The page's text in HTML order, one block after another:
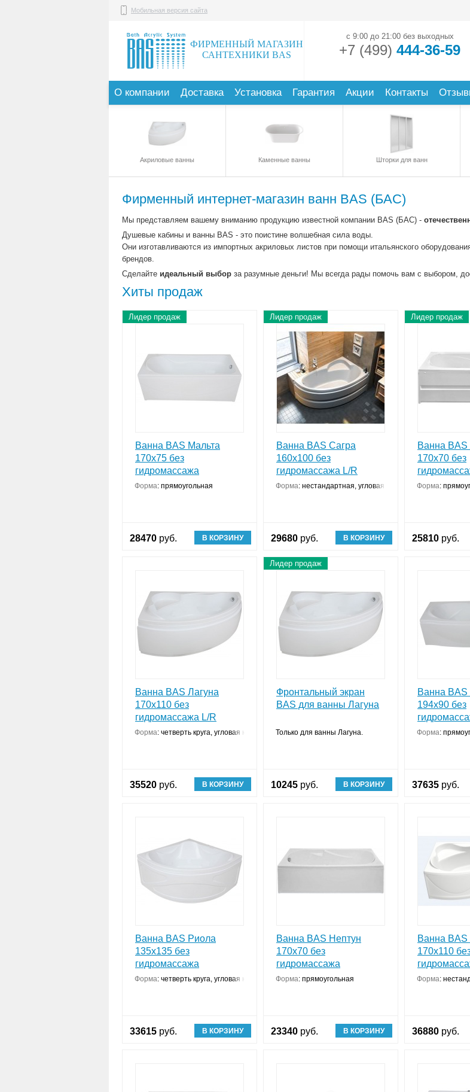
ФИРМЕННЫЙ МАГАЗИН
САНТЕХНИКИ BAS
Мобильная версия сайта
+7 (499) 444-36-59
с 9:00 до 21:00 без выходных
О компании Доставка Установка Гарантия Акции Контакты
Акриловые ванны Каменные ванны Шторки для ванн
Фирменный интернет-магазин ванн BAS (БАС)
Мы представляем вашему вниманию продукцию известной компании BAS (БАС) -
Душевые кабины и ванны BAS - это поистине волшебная сила воды.
Они изготавливаются из импортных акриловых листов при помощи итальянского
брендов.
Сделайте идеальный выбор за разумные деньги! Мы всегда рады помочь вам с выбором,
Хиты продаж
Лидер продаж
Ванна BAS Мальта
170x75 без
гидромассажа
Форма: прямоугольная
28470 руб. В КОРЗИНУ
Лидер продаж
Ванна BAS Сагра
160x100 без
гидромассажа L/R
Форма: нестандартная, угловая конструкция
29680 руб. В КОРЗИНУ
Лидер продаж
Ванна BAS
170х70 без
Форма:
25810 руб.
Ванна BAS Лагуна
170x110 без
гидромассажа L/R
Форма: четверть круга, угловая конструкция
35520 руб. В КОРЗИНУ
Лидер продаж
Фронтальный экран
BAS для ванны Лагуна
Только для ванны Лагуна.
10245 руб. В КОРЗИНУ
Ванна BAS
194x90 без
Форма:
37635 руб.
Ванна BAS Риола
135x135 без
гидромассажа
Форма: четверть круга, угловая конструкция
33615 руб. В КОРЗИНУ
Ванна BAS Нептун
170х70 без
гидромассажа
Форма: прямоугольная
23340 руб. В КОРЗИНУ
Ванна BAS
170х110
Форма:
36880 руб.